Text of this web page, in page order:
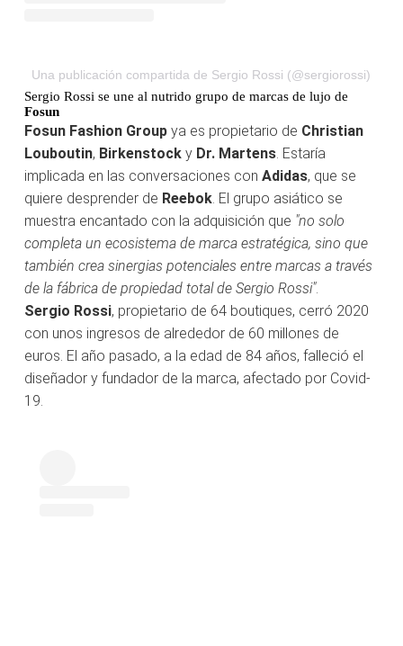
Una publicación compartida de Sergio Rossi (@sergiorossi)
Sergio Rossi se une al nutrido grupo de marcas de lujo de
Fosun
Fosun Fashion Group ya es propietario de Christian
Louboutin, Birkenstock y Dr. Martens . Estaría
implicada en las conversaciones con Adidas, que se
quiere desprender de Reebok . El grupo asiático se
muestra encantado con la adquisición que "no solo
completa un ecosistema de marca estratégica, sino que
también crea sinergias potenciales entre marcas a través
de la fábrica de propiedad total de Sergio Rossi".
Sergio Rossi, propietario de 64 boutiques, cerró 2020
con unos ingresos de alrededor de 60 millones de
euros. El año pasado, a la edad de 84 años, falleció el
diseñador y fundador de la marca, afectado por Covid-
19.